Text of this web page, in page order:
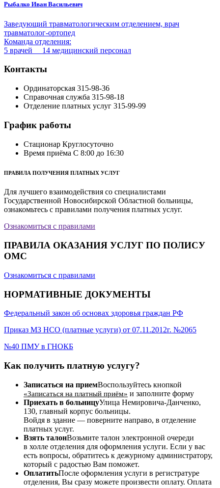
Рыбалко Иван Васильевич
Заведующий травматологическим отделением, врач
травматолог-ортопед
Команда отделения:
5 врачей 14 медицинский персонал
Контакты
Ординаторская 315-98-36
Справочная служба 315-98-18
Отделение платных услуг 315-99-99
График работы
Стационар Круглосуточно
Время приёма С 8:00 до 16:30
ПРАВИЛА ПОЛУЧЕНИЯ ПЛАТНЫХ УСЛУГ
Для лучшего взаимодействия со специалистами
Государственной Новосибирской Областной больницы,
ознакомьтесь с правилами получения платных услуг.
Ознакомиться с правилами
ПРАВИЛА ОКАЗАНИЯ УСЛУГ ПО ПОЛИСУ
ОМС
Ознакомиться с правилами
НОРМАТИВНЫЕ ДОКУМЕНТЫ
Федеральный закон об основах здоровья граждан РФ
Приказ МЗ НСО (платные услуги) от 07.11.2012г. №2065
№40 ПМУ в ГНОКБ
Как получить платную услугу?
Записаться на приемВоспользуйтесь кнопкой
«Записаться на платный приём» и заполните форму
Приехать в больницуУлица Немировича-Данченко,
130, главный корпус больницы.
Войдя в здание — поверните направо, в отделение
платных услуг.
Взять талонВозьмите талон электронной очереди
в холле отделения для оформления услуги. Если у вас
есть вопросы, обратитесь к дежурному администратору,
который с радостью Вам поможет.
ОплатитьПосле оформления услуги в регистратуре
отделения, Вы сразу можете произвести оплату. Оплата